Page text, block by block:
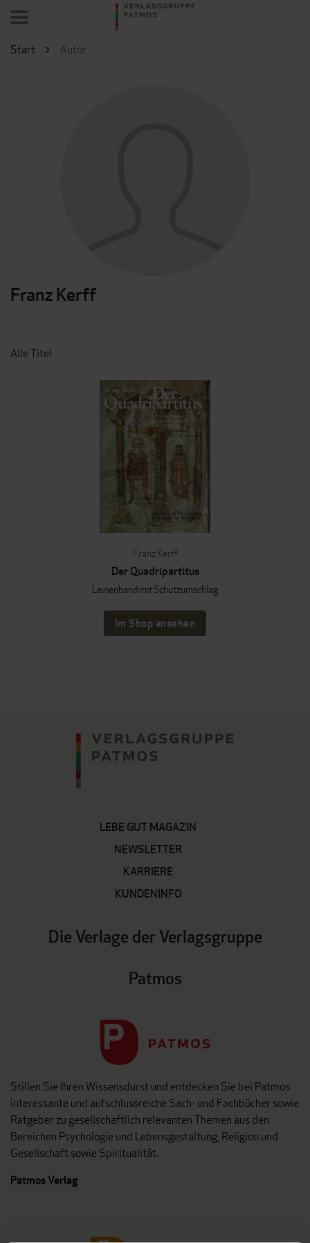
Start Autor
Franz Kerff
Alle Titel
Franz Kerff
Der Quadripartitus
Leinenband mit Schutzumschlag
Im Shop ansehen
LEBE GUT MAGAZIN
NEWSLETTER
KARRIERE
KUNDENINFO
Die Verlage der Verlagsgruppe
Patmos
Stillen Sie Ihren Wissensdurst und entdecken Sie bei Patmos
interessante und aufschlussreiche Sach- und Fachbücher sowie
Ratgeber zu gesellschaftlich relevanten Themen aus den
Bereichen Psychologie und Lebensgestaltung, Religion und
Gesellschaft sowie Spiritualität.
Patmos Verlag